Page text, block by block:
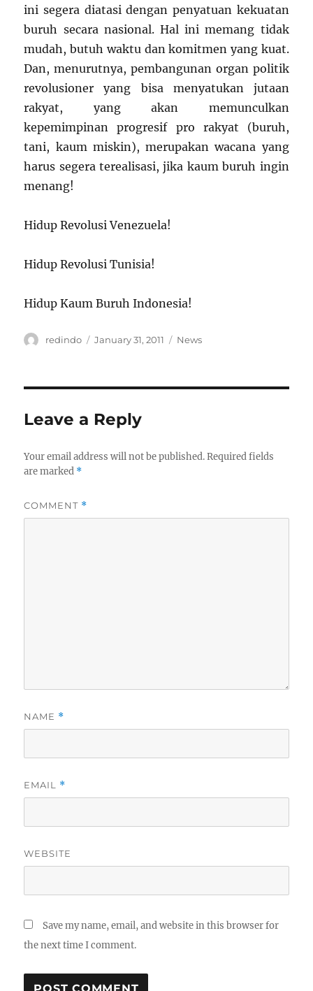
ini segera diatasi dengan penyatuan kekuatan
buruh secara nasional. Hal ini memang tidak
mudah, butuh waktu dan komitmen yang kuat.
Dan, menurutnya, pembangunan organ politik
revolusioner yang bisa menyatukan jutaan
rakyat, yang akan memunculkan
kepemimpinan progresif pro rakyat (buruh,
tani, kaum miskin), merupakan wacana yang
harus segera terealisasi, jika kaum buruh ingin
menang!
Hidup Revolusi Venezuela!
Hidup Revolusi Tunisia!
Hidup Kaum Buruh Indonesia!
Author
redindo
Posted
January 31, 2011 Categories
News
Leave a Reply
Your email address will not be published. Required fields
are marked *
COMMENT *
NAME *
EMAIL *
WEBSITE
Save my name, email, and website in this browser for
the next time I comment.